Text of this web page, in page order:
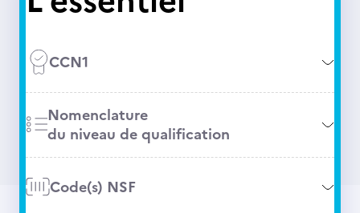
CCN1
Nomenclature
du niveau de qualification
Code(s) NSF